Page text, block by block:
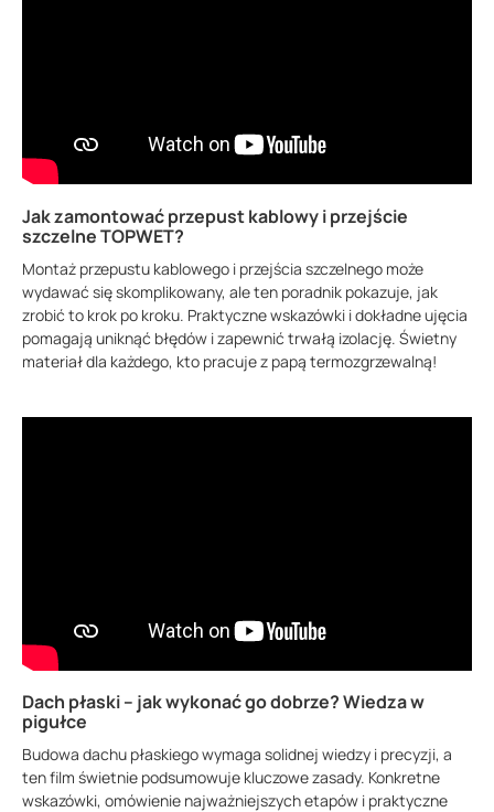
Jak zamontować przepust kablowy i przejście
szczelne TOPWET?
Montaż przepustu kablowego i przejścia szczelnego może
wydawać się skomplikowany, ale ten poradnik pokazuje, jak
zrobić to krok po kroku. Praktyczne wskazówki i dokładne ujęcia
pomagają uniknąć błędów i zapewnić trwałą izolację. Świetny
materiał dla każdego, kto pracuje z papą termozgrzewalną!
Dach płaski – jak wykonać go dobrze? Wiedza w
pigułce
Budowa dachu płaskiego wymaga solidnej wiedzy i precyzji, a
ten film świetnie podsumowuje kluczowe zasady. Konkretne
wskazówki, omówienie najważniejszych etapów i praktyczne